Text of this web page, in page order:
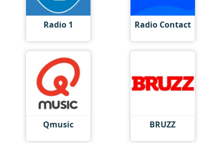
Radio 1 Radio Contact
Qmusic BRUZZ